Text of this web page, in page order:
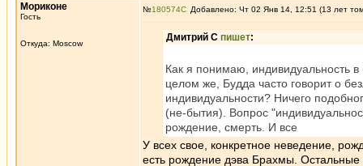
Мориконе
Гость
Откуда: Moscow
№180574 Добавлено: Чт 02 Янв 14, 12:51 (13 лет
Дмитрий С пишет:
Как я понимаю, индивидуальность
целом же, Будда часто говорит о
индивидуальности? Ничего
(не-бытия). Вопрос
рождение, смерть. И все
У всех свое, конкретное неведение,
есть рождение дэва Брахмы.